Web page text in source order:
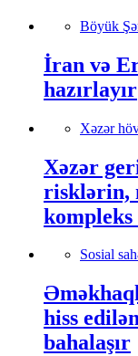
Böyük
İran və
hazırlayır
Xəzər
Xəzər
risklərin,
Sosial
hiss
bahalaşır